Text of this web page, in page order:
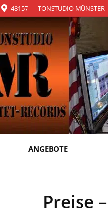
48157 TONSTUDIO MÜNSTER
ANGEBOTE
Preise
ANGEBOTE